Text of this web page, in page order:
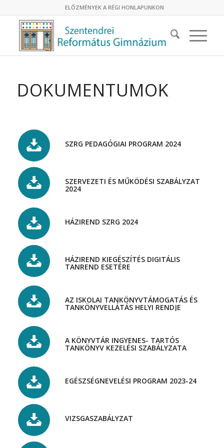
ELŐZMÉNYEK A RÉGI HONLAPUNKON
DOKUMENTUMOK
SZRG PEDAGÓGIAI PROGRAM 2024
SZERVEZETI ÉS MŰKÖDÉSI SZABÁLYZAT
2024
HÁZIREND SZRG 2024
HÁZIREND KIEGÉSZÍTÉS DIGITÁLIS
TANREND ESETÉRE
AZ ISKOLAI TANKÖNYVTÁMOGATÁS ÉS
TANKÖNYVELLÁTÁS HELYI RENDJE
A KÖNYVTÁR INGYENES- TARTÓS
TANKÖNYV KEZELÉSI SZABÁLYZATA
EGÉSZSÉGNEVELÉSI PROGRAM 2023-24
VIZSGASZABÁLYZAT